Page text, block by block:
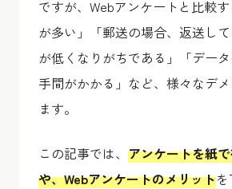
ですが、Webアンケートと比較
が多い」「郵送の場合、返送し
が低くなりがちである」「デー
手間がかかる」など、様々なデ
ます。
この記事では、 アンケートを紙
や、Webアンケートのメリット